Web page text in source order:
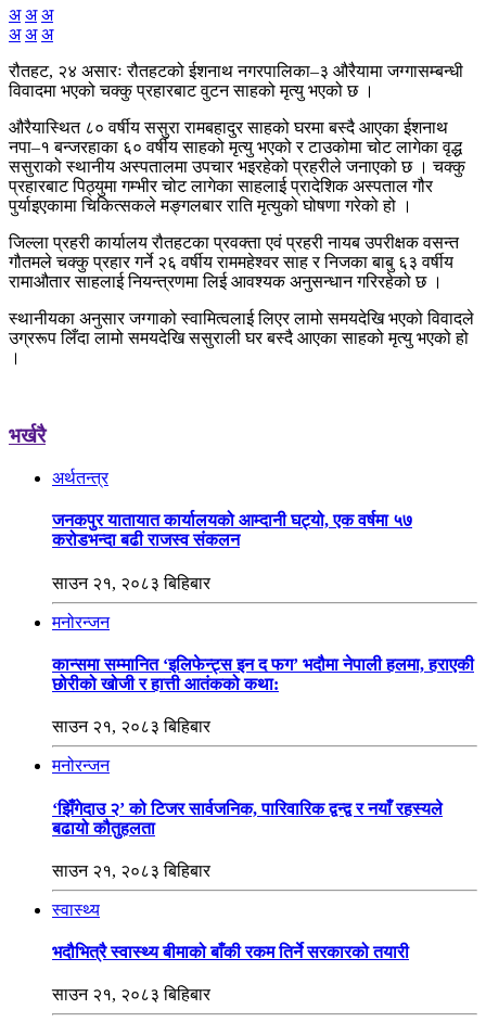
अ अ अ
अ अ अ
रौतहट, २४ असारः रौतहटको ईशनाथ नगरपालिका–३ औरैयामा जग्गासम्बन्धी
विवादमा भएको चक्कु प्रहारबाट वुटन साहको मृत्यु भएको छ ।
औरैयास्थित ८० वर्षीय ससुरा रामबहादुर साहको घरमा बस्दै आएका ईशनाथ
नपा–१ बन्जरहाका ६० वर्षीय साहको मृत्यु भएको र टाउकोमा चोट लागेका वृद्ध
ससुराको स्थानीय अस्पतालमा उपचार भइरहेको प्रहरीले जनाएको छ । चक्कु
प्रहारबाट पिठ्युमा गम्भीर चोट लागेका साहलाई प्रादेशिक अस्पताल गौर
पुर्याइएकामा चिकित्सकले मङ्गलबार राति मृत्युको घोषणा गरेको हो ।
जिल्ला प्रहरी कार्यालय रौतहटका प्रवक्ता एवं प्रहरी नायब उपरीक्षक वसन्त
गौतमले चक्कु प्रहार गर्ने २६ वर्षीय राममहेश्वर साह र निजका बाबु ६३ वर्षीय
रामाऔतार साहलाई नियन्त्रणमा लिई आवश्यक अनुसन्धान गरिरहेको छ ।
स्थानीयका अनुसार जग्गाको स्वामित्वलाई लिएर लामो समयदेखि भएको विवादले
उग्ररूप लिँदा लामो समयदेखि ससुराली घर बस्दै आएका साहको मृत्यु भएको हो
।
भर्खरै
अर्थतन्त्र
जनकपुर यातायात कार्यालयको आम्दानी घट्यो, एक वर्षमा ५७
करोडभन्दा बढी राजस्व संकलन
साउन २१, २०८३ बिहिबार
मनोरन्जन
कान्समा सम्मानित ‘इलिफेन्ट्स इन द फग’ भदौमा नेपाली हलमा, हराएकी
छोरीको खोजी र हात्ती आतंकको कथा:
साउन २१, २०८३ बिहिबार
मनोरन्जन
‘झिँगेदाउ २’ को टिजर सार्वजनिक, पारिवारिक द्वन्द्व र नयाँ रहस्यले
बढायो कौतुहलता
साउन २१, २०८३ बिहिबार
स्वास्थ्य
भदौभित्रै स्वास्थ्य बीमाको बाँकी रकम तिर्ने सरकारको तयारी
साउन २१, २०८३ बिहिबार